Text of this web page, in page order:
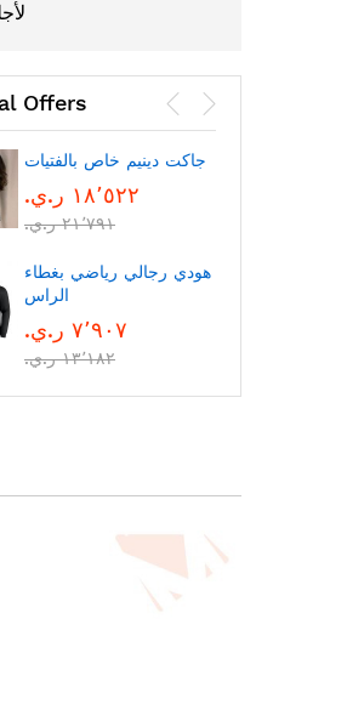
Offers
جاكت دينيم خاص بالفتيات
١٨٬٥٢٢ ر.ي.‏
٢١٬٧٩١ ر.ي.‏
هودي رجالي رياضي بغطاء
الراس
٧٬٩٠٧ ر.ي.‏
١٣٬١٨٢ ر.ي.‏